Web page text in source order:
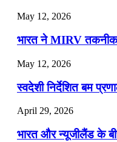
May 12, 2026
भारत ने MIRV तकनीक
May 12, 2026
स्वदेशी निर्देशित बम
April 29, 2026
भारत और न्यूजीलैंड के